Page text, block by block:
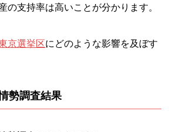
の支持率は高いことが分かります。
京選挙区にどのような影響を及ぼす
勢調査結果